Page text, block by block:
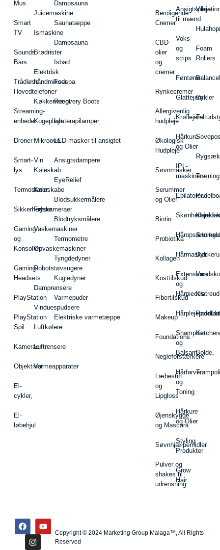
Mus
Smart
TV
Sounds
Bars
Trådløse
Hovedtelefoner
Streaming-
enheder
Droner
Smart-
lys
Termostater
Sikkerhedskameraer
Gaming
og
Konsoller
Gaming-
Headsets
PlayStation
PlayStation
Spil
Kameraer
Objektiver
El-
cykler,
El-
løbehjul
Juicemaskine
Ismaskine
Brødrister
Elektrisk
håndmikser
Køkkenvægt
Kogeplade
Mikroovn
Vin
Køleskab
Køleskabe
Fryser
Vaskemaskiner
Opvaskemaskiner
Robotstøvsugere
Damprensere
Vinduespudsere
Luftkølere
Luftrensere
Varmeapparater
Dampsauna
Saunatæppe
Dampsauna
Isbad
Fodspa
Recovery Boots
Lysterapilamper
LED-masker til ansigtet
Ansigtsdampere
EyeRelief
Blodsukkermålere
Blodtryksmålere
Termometre
Tyngdedyner
Kugledyner
Varmepuder
Elektriske varmetæppe
Beroligende
Cremer
CBD-
olier
og
cremer
Rynkecremer
Allergivenlig
hudpleje
Økologisk
Hudpleje
Søvnmasker
Serummer
og Olier
Biotin
Probiotika
Kollagen
Kosttilskud
Fibertilskud
Makeup
Foundations
Negleforstærkere
Læbestift
og
Lipgloss
Øjenskygge
og Mascara
Søvnhjælpemidler
Pulver og
shakes til
udrensning
Ansigtspleje
til mænd
Voks
og
strips
Føntørrer
Glattejern
Krøllejern
Hårkure
og Olier
IPL-
maskiner
Epilatorer
Hårmasker
Extensions
og
Hårpieces
Shampoo
og
Balsam
Hårfarve
og
Toning
Hårkure
og Olier
Styling
Produkter
Grow
Hair
Foam
Rollers
Cykler
Vandsko
Bolde,
Copyright © 2024 Marketing Group Malaga™, All Rights
Reserved